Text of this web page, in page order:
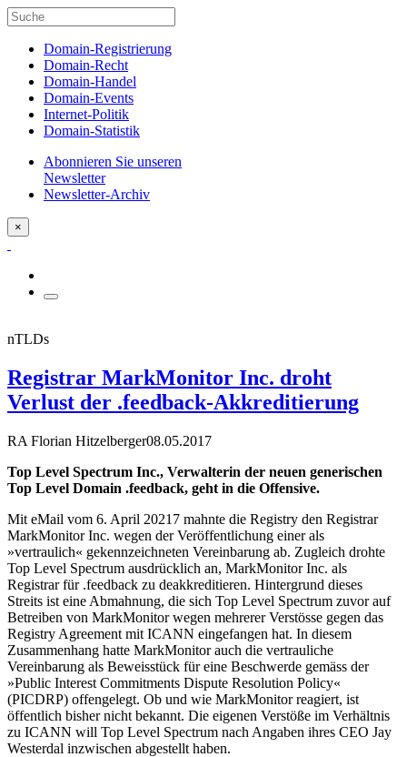
Domain-Registrierung
Domain-Recht
Domain-Handel
Domain-Events
Internet-Politik
Domain-Statistik
Abonnieren Sie unseren
Newsletter
Newsletter-Archiv
×
nTLDs
Registrar MarkMonitor Inc. droht
Verlust der .feedback-Akkreditierung
RA Florian Hitzelberger08.05.2017
Top Level Spectrum Inc., Verwalterin der neuen generischen
Top Level Domain .feedback, geht in die Offensive.
Mit eMail vom 6. April 20217 mahnte die Registry den Registrar
MarkMonitor Inc. wegen der Veröffentlichung einer als
»vertraulich« gekennzeichneten Vereinbarung ab. Zugleich drohte
Top Level Spectrum ausdrücklich an, MarkMonitor Inc. als
Registrar für .feedback zu deakkreditieren. Hintergrund dieses
Streits ist eine Abmahnung, die sich Top Level Spectrum zuvor auf
Betreiben von MarkMonitor wegen mehrerer Verstösse gegen das
Registry Agreement mit ICANN eingefangen hat. In diesem
Zusammenhang hatte MarkMonitor auch die vertrauliche
Vereinbarung als Beweisstück für eine Beschwerde gemäss der
»Public Interest Commitments Dispute Resolution Policy«
(PICDRP) offengelegt. Ob und wie MarkMonitor reagiert, ist
öffentlich bisher nicht bekannt. Die eigenen Verstöße im Verhältnis
zu ICANN will Top Level Spectrum nach Angaben ihres CEO Jay
Westerdal inzwischen abgestellt haben.